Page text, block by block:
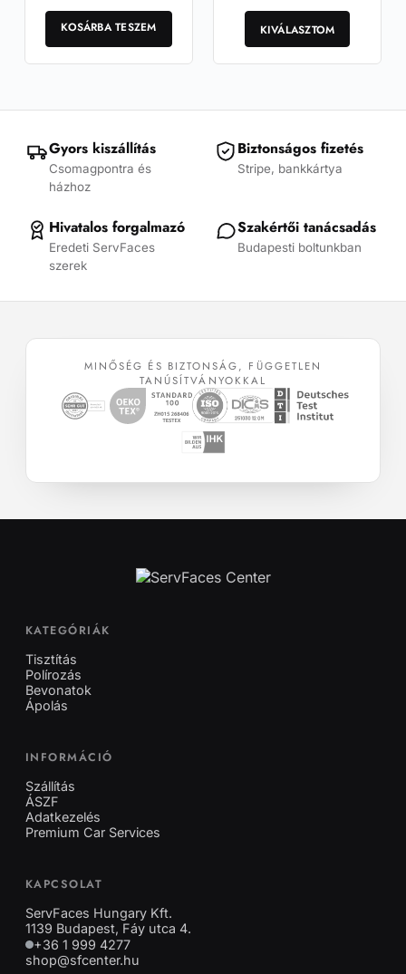
feladatokra.
KOSÁRBA TESZEM
felületvédő…
KIVÁLASZTOM
Ennek
terméknek
több
változatok
a
termékoldalon
Gyors kiszállítás
Csomagpontra és
házhoz
Biztonságos fizetés
Stripe, bankkártya
Hivatalos forgalmazó
Eredeti ServFaces
szerek
Szakértői tanácsadás
Budapesti boltunkban
MINŐSÉG ÉS BIZTONSÁG, FÜGGETLEN
TANÚSÍTVÁNYOKKAL
KATEGÓRIÁK
Tisztítás
Polírozás
Bevonatok
Ápolás
INFORMÁCIÓ
Szállítás
ÁSZF
Adatkezelés
Premium Car Services
KAPCSOLAT
ServFaces Hungary Kft.
1139 Budapest, Fáy utca 4.
+36 1 999 4277
shop@sfcenter.hu